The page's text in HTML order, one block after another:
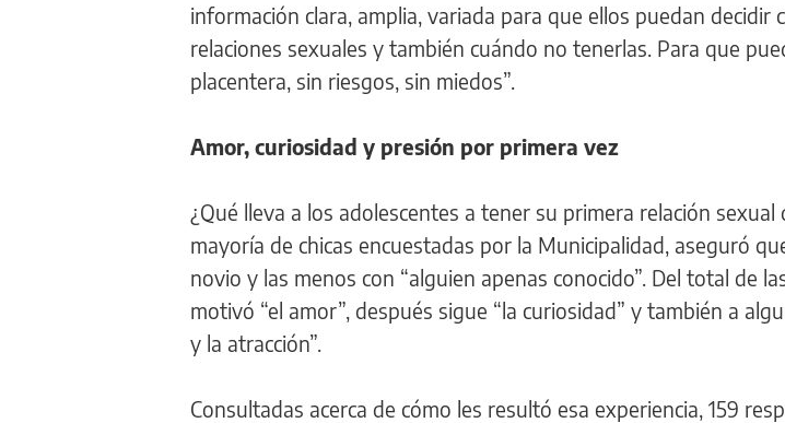
información clara, amplia, variada para que ellos puedan decidir
relaciones sexuales y también cuándo no tenerlas. Para que
placentera, sin riesgos, sin miedos”.
Amor, curiosidad y presión por primera vez
¿Qué lleva a los adolescentes a tener su primera relación
mayoría de chicas encuestadas por la Municipalidad, aseguró
novio y las menos con “alguien apenas conocido”. Del total de
motivó “el amor”, después sigue “la curiosidad” y también a
y la atracción”.
Consultadas acerca de cómo les resultó esa experiencia, 159